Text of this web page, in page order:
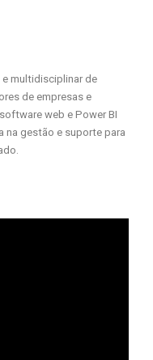
multidisciplinar de
de empresas e
web e Power BI
na gestão e suporte para